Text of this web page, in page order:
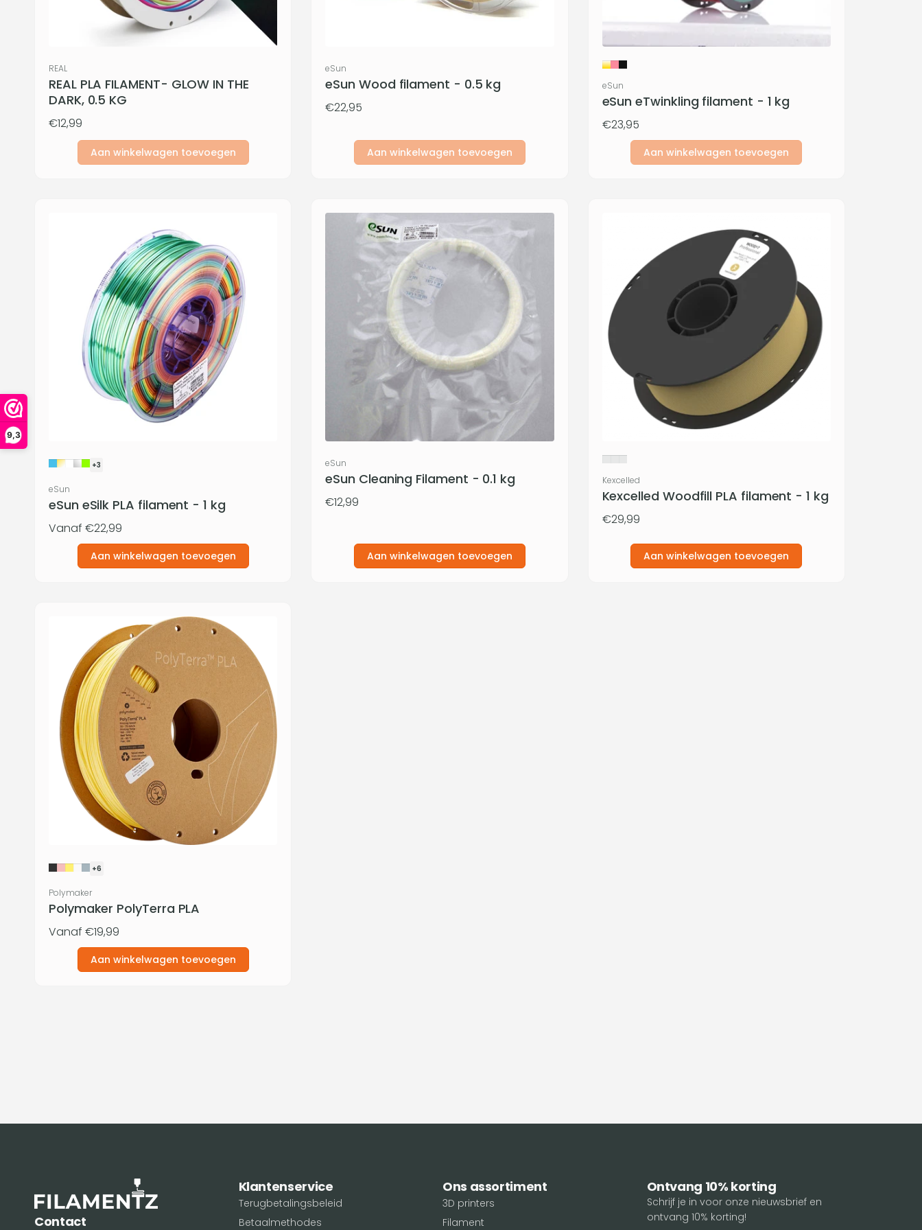
9,3
Verkoper:
REAL
REAL PLA FILAMENT- GLOW IN THE
DARK, 0.5 KG
Normale
€12,99
Aan winkelwagen toevoegen
Verkoper:
eSun
eSun Wood filament - 0.5 kg
Normale
€22,95
Aan winkelwagen toevoegen
Verkoper:
eSun
eSun eTwinkling filament - 1 kg
Normale
€23,95
Aan winkelwagen toevoegen
Verkoper:
eSun
eSun eSilk PLA filament - 1 kg
Normale
Vanaf €22,99
+3
Aan winkelwagen toevoegen
Verkoper:
eSun
eSun Cleaning Filament - 0.1 kg
Normale
€12,99
Aan winkelwagen toevoegen
Verkoper:
Kexcelled
Kexcelled Woodfill PLA filament - 1 kg
Normale
€29,99
Aan winkelwagen toevoegen
Verkoper:
Polymaker
Polymaker PolyTerra PLA
Normale
Vanaf €19,99
+6
Aan winkelwagen toevoegen
Contact
Klantenservice
Terugbetalingsbeleid
Betaalmethodes
Ons assortiment
3D printers
Filament
Ontvang 10% korting
Schrijf je in voor onze nieuwsbrief en
ontvang 10% korting!